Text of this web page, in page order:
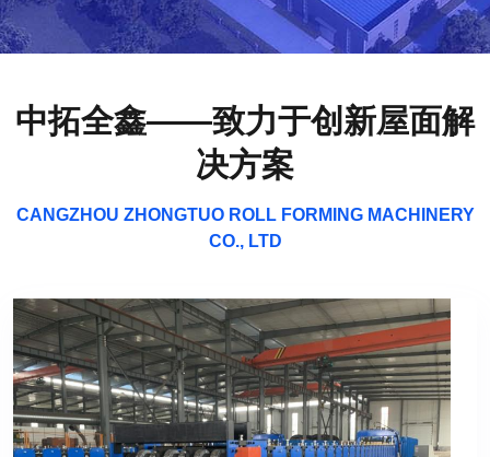
中拓全鑫——致力于创新屋面解
决方案
CANGZHOU ZHONGTUO ROLL FORMING MACHINERY
CO., LTD